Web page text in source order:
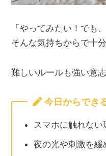
「やってみたい！でも
そんな気持ちからで十分
難しいルールも強い意
今日からでき
スマホに触れない
夜の光や刺激を緩